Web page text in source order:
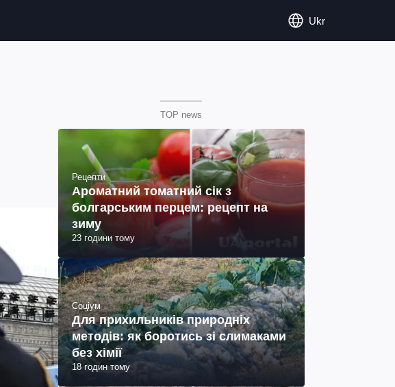
Ukr
TOP news
Рецепти
Ароматний томатний сік з
болгарським перцем: рецепт на
зиму
23 години тому
Соціум
Для прихильників природніх
методів: як боротись зі слимаками
без хімії
18 годин тому